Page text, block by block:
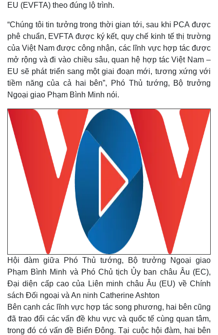
EU (EVFTA) theo đúng lộ trình.
“Chúng tôi tin tưởng trong thời gian tới, sau khi PCA được
phê chuẩn, EVFTA được ký kết, quy chế kinh tế thị trường
của Việt Nam được công nhận, các lĩnh vực hợp tác được
mở rộng và đi vào chiều sâu, quan hệ hợp tác Việt Nam –
EU sẽ phát triển sang một giai đoạn mới, tương xứng với
tiềm năng của cả hai bên”, Phó Thủ tướng, Bộ trưởng
Ngoại giao Phạm Bình Minh nói.
Hội đàm giữa Phó Thủ tướng, Bộ trưởng Ngoại giao
Phạm Bình Minh và Phó Chủ tịch Ủy ban châu Âu (EC),
Đại diện cấp cao của Liên minh châu Âu (EU) về Chính
sách Đối ngoại và An ninh Catherine Ashton
Bên cạnh các lĩnh vực hợp tác song phương, hai bên cũng
đã trao đổi các vấn đề khu vực và quốc tế cùng quan tâm,
trong đó có vấn đề Biển Đông. Tại cuộc hội đàm, hai bên